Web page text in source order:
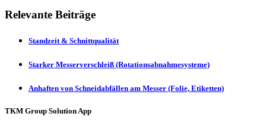
Relevante Beiträge
Standzeit & Schnittqualität
Starker Messerverschleiß (Rotationsabnahmesysteme)
Anhaften von Schneidabfällen am Messer (Folie, Etiketten)
TKM Group Solution App